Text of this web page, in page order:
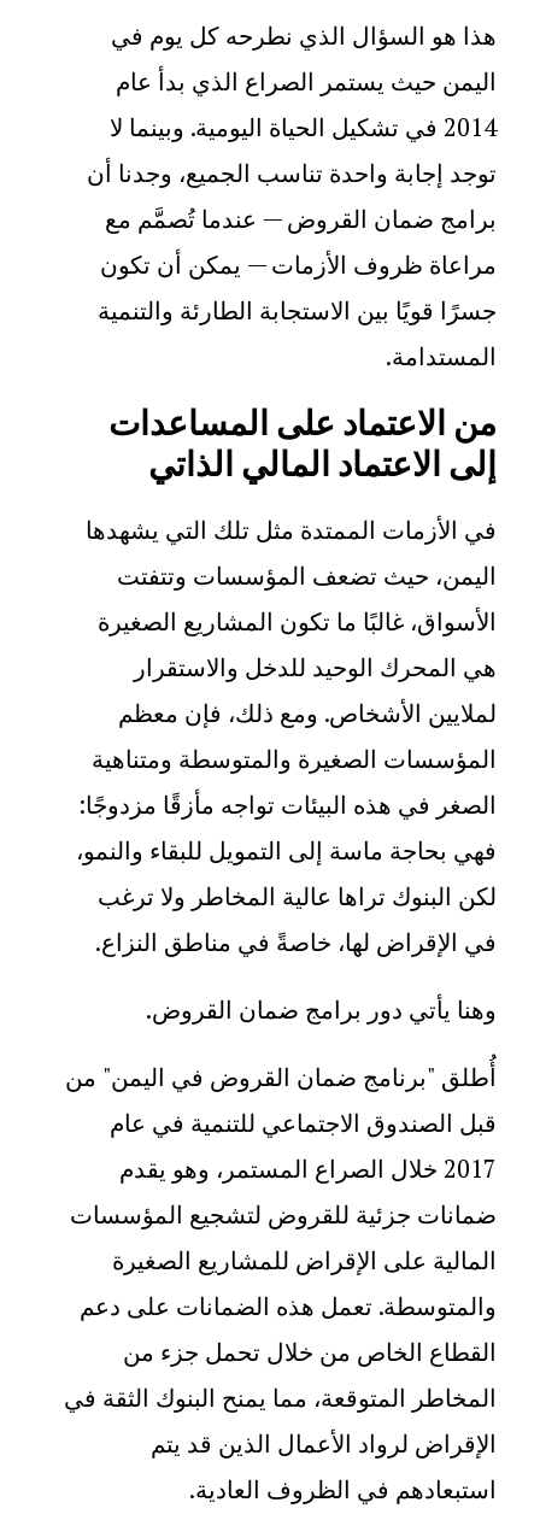
هذا هو السؤال الذي نطرحه كل يوم في
اليمن حيث يستمر الصراع الذي بدأ عام
2014 في تشكيل الحياة اليومية. وبينما لا
توجد إجابة واحدة تناسب الجميع، وجدنا أن
برامج ضمان القروض — عندما تُصمَّم مع
مراعاة ظروف الأزمات — يمكن أن تكون
جسرًا قويًا بين الاستجابة الطارئة والتنمية
المستدامة.
من الاعتماد على المساعدات
إلى الاعتماد المالي الذاتي
في الأزمات الممتدة مثل تلك التي يشهدها
اليمن، حيث تضعف المؤسسات وتتفتت
الأسواق، غالبًا ما تكون المشاريع الصغيرة
هي المحرك الوحيد للدخل والاستقرار
لملايين الأشخاص. ومع ذلك، فإن معظم
المؤسسات الصغيرة والمتوسطة ومتناهية
الصغر في هذه البيئات تواجه مأزقًا مزدوجًا:
فهي بحاجة ماسة إلى التمويل للبقاء والنمو،
لكن البنوك تراها عالية المخاطر ولا ترغب
في الإقراض لها، خاصةً في مناطق النزاع.
وهنا يأتي دور برامج ضمان القروض.
أُطلق "برنامج ضمان القروض في اليمن" من
قبل الصندوق الاجتماعي للتنمية في عام
2017 خلال الصراع المستمر، وهو يقدم
ضمانات جزئية للقروض لتشجيع المؤسسات
المالية على الإقراض للمشاريع الصغيرة
والمتوسطة. تعمل هذه الضمانات على دعم
القطاع الخاص من خلال تحمل جزء من
المخاطر المتوقعة، مما يمنح البنوك الثقة في
الإقراض لرواد الأعمال الذين قد يتم
استبعادهم في الظروف العادية.